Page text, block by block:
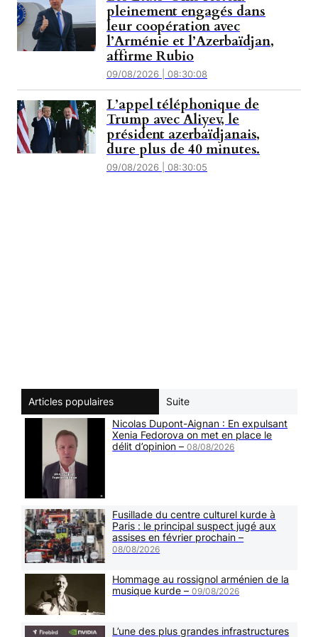
pleinement engagés dans
leur coopération avec
l’Arménie et l’Azerbaïdjan,
affirme Rubio
09/08/2026 | 08:30:08
L’appel téléphonique de
Trump avec Aliyev, le
président azerbaïdjanais,
dure plus de 40 minutes.
09/08/2026 | 08:30:05
Articles populaires
Suite
Nicolas Dupont-Aignan : En expulsant
Xenia Fedorova on met en place le
délit d’opinion –08/08/2026
Fusillade du centre culturel kurde à
Paris : le principal suspect jugé aux
assises en février prochain –
08/08/2026
Hommage au rossignol arménien de la
musique kurde –09/08/2026
L’une des plus grandes infrastructures